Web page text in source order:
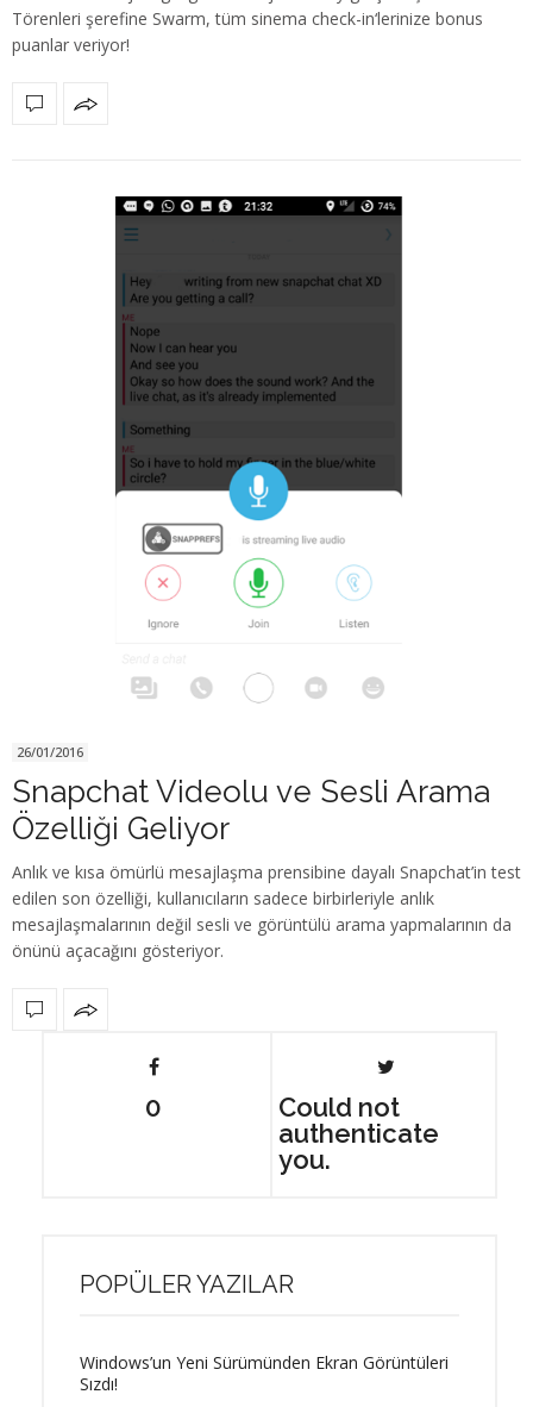
Törenleri şerefine Swarm, tüm sinema check-in‘lerinize bonus
puanlar veriyor!
26/01/2016
Snapchat Videolu ve Sesli Arama
Özelliği Geliyor
Anlık ve kısa ömürlü mesajlaşma prensibine dayalı Snapchat’in test
edilen son özelliği, kullanıcıların sadece birbirleriyle anlık
mesajlaşmalarının değil sesli ve görüntülü arama yapmalarının da
önünü açacağını gösteriyor.
0
Could not
authenticate
you.
POPÜLER YAZILAR
Windows’un Yeni Sürümünden Ekran Görüntüleri
Sızdı!